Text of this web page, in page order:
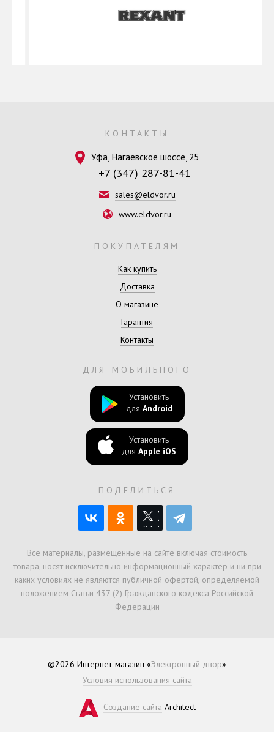
КОНТАКТЫ
Уфа, Нагаевское шоссе, 25
+7 (347) 287-81-41
sales@eldvor.ru
www.eldvor.ru
ПОКУПАТЕЛЯМ
Как купить
Доставка
О магазине
Гарантия
Контакты
ДЛЯ МОБИЛЬНОГО
Установить
для Android
Установить
для Apple iOS
ПОДЕЛИТЬСЯ
Все материалы, размещенные на сайте включая стоимость
товара, носят исключительно информационный характер и ни при
каких условиях не являются публичной офертой, определяемой
положением Статьи 437 (2) Гражданского кодекса Российской
Федерации
©2026 Интернет-магазин «Электронный двор»
Условия использования сайта
Создание сайта Architect